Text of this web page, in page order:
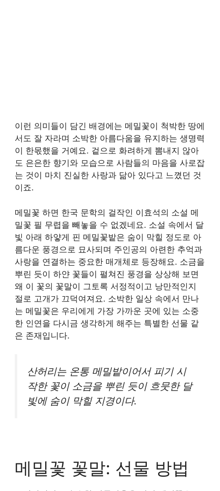
이런 의미들이 담긴 배경에는 메밀꽃이 척박한 땅에
서도 잘 자라며 소박한 아름다움을 유지하는 생명력
이 한몫했을 거예요. 겉으로 화려하게 뽐내지 않아
도 은은한 향기와 모습으로 사람들의 마음을 사로잡
는 것이 마치 진실한 사랑과 닮아 있다고 느꼈던 것
이죠.
메밀꽃 하면 한국 문학의 걸작인 이효석의 소설 메
밀꽃 필 무렵을 빼놓을 수 없겠네요. 소설 속에서 달
빛 아래 하얗게 핀 메밀꽃밭은 숨이 막힐 정도로 아
름다운 풍경으로 묘사되며 주인공의 아련한 추억과
사랑을 연결하는 중요한 매개체로 등장해요. 소금을
뿌린 듯이 하얀 꽃들이 펼쳐진 풍경을 상상해 보면
왜 이 꽃의 꽃말이 그토록 서정적이고 낭만적인지
절로 고개가 끄덕여져요. 소박한 일상 속에서 만나
는 메밀꽃은 우리에게 가장 가까운 곳에 있는 소중
한 인연을 다시금 생각하게 해주는 특별한 선물 같
은 존재입니다.
산허리는 온통 메밀밭이어서 피기 시
작한 꽃이 소금을 뿌린 듯이 흐뭇한 달
빛에 숨이 막힐 지경이다.
메밀꽃 꽃말: 선물 방법